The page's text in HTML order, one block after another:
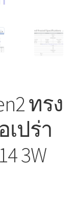
Expand
child
menu
ทรง
เปร่า
3W